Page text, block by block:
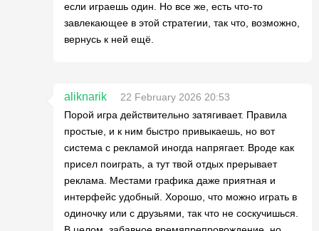
если играешь один. Но все же, есть что-то
завлекающее в этой стратегии, так что, возможно,
вернусь к ней ещё.
aliknarik
22 February 2026 20:53
Порой игра действительно затягивает. Правила
простые, и к ним быстро привыкаешь, но вот
система с рекламой иногда напрягает. Вроде как
присел поиграть, а тут твой отдых прерывает
реклама. Местами графика даже приятная и
интерфейс удобный. Хорошо, что можно играть в
одиночку или с друзьями, так что не соскучишься.